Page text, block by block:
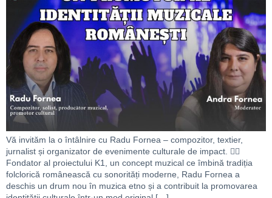
Vă invităm la o întâlnire cu Radu Fornea – compozitor, textier,
jurnalist și organizator de evenimente culturale de impact. 👉🏻
Fondator al proiectului K1, un concept muzical ce îmbină tradiția
folclorică românească cu sonorități moderne, Radu Fornea a
deschis un drum nou în muzica etno și a contribuit la promovarea